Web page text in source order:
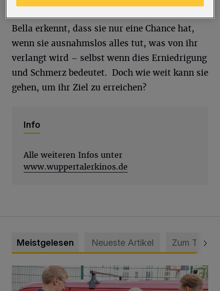
Bella erkennt, dass sie nur eine Chance hat,
wenn sie ausnahmslos alles tut, was von ihr
verlangt wird – selbst wenn dies Erniedrigung
und Schmerz bedeutet. Doch wie weit kann sie
gehen, um ihr Ziel zu erreichen?
Info
Alle weiteren Infos unter
www.wuppertalerkinos.de
Meistgelesen Neueste Artikel Zum Thema
Feuerwehr befreit Kind aus verschlossenem VW Bulli